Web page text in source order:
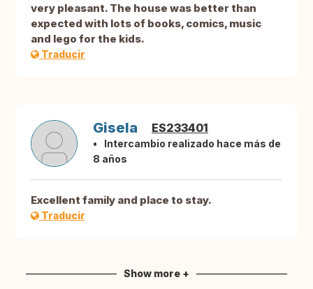
very pleasant. The house was better than
expected with lots of books, comics, music
and lego for the kids.
Traducir
Gisela ES233401
Intercambio realizado hace más de
8 años
Excellent family and place to stay.
Traducir
Show more +